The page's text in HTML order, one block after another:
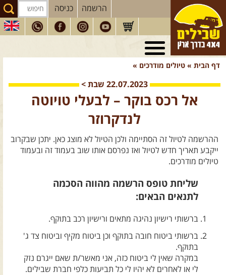
הרשמה כניסה
טיולי 4X4
בארץ
חנותשבילים
הבלוג של יואב קווה
אודות יואב קווה והאתר שבילים
דף הבית » טיולים מודרכים »
22.07.2023 שבת >
אל רכס בוקר – לבעלי טויוטה
לנדקרוזר
ההרשמה לטיול זה הסתיימה ולכן הטיול לא מוצג כאן. יתכן שבקרוב
ייקבע תאריך חדש לטיול ואז נפרסם אותו שוב בעמוד זה ובעמוד
טיולים מודרכים.
שליחת טופס הרשמה מהווה הסכמה
לתנאים הבאים:
ברשותי רישיון נהיגה מתאים ורישיון רכב בתוקף.
ברשותי ביטוח חובה בתוקף וכן ביטוח מקיף וביטוח צד ג'
בתוקף.
במקרה שאין לי ביטוח כזה, אני מאשר/ת שאם ייגרם נזק
לי או לאחרים לא יהיו לי כל תביעות כלפי חברת שבילים.